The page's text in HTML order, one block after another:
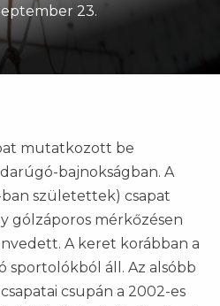
23.
mutatkozott be
bajnokságban. A
ban születettek) csapat
gólzáporos mérkőzésen
A keret korábban a
sportolókból áll. Az alsóbb
csupán a 2002-es